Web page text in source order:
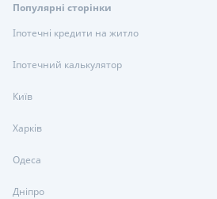
Популярні сторінки
Іпотечні кредити на житло
Іпотечний калькулятор
Київ
Харків
Одеса
Дніпро